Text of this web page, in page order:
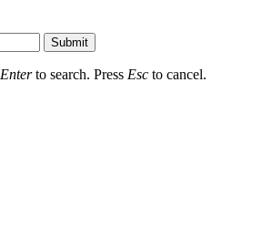
Submit
Enterto search. Press Esc to cancel.